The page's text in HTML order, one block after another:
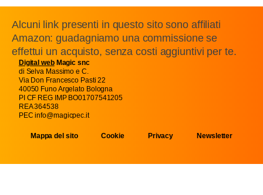
Alcuni link presenti in questo sito sono affiliati
Amazon: guadagniamo una commissione se
effettui un acquisto, senza costi aggiuntivi per te.
Digital webMagic snc
di Selva Massimo e C.
Via Don Francesco Pasti 22
40050 Funo Argelato Bologna
PI CF REG IMP BO01707541205
REA 364538
PEC info@magicpec.it
Mappa del sito Cookie Privacy Newsletter